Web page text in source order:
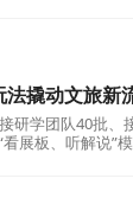
法撬动文旅新
研学团队40批、
展板、听解说”